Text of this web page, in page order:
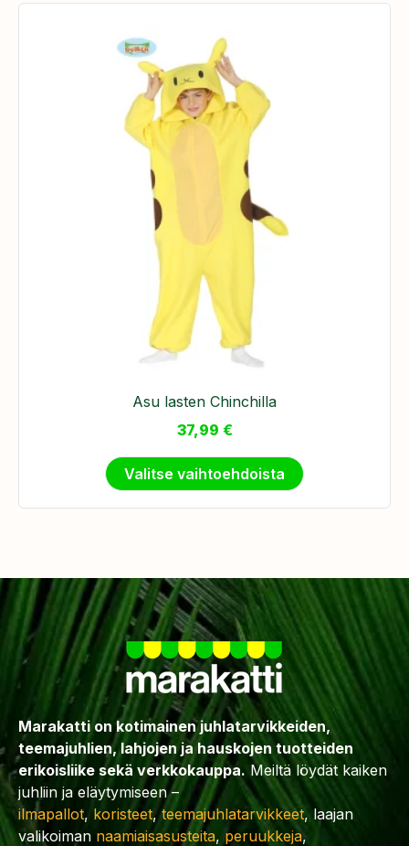
Asu lasten Chinchilla
37,99 €
Valitse vaihtoehdoista
Marakatti on kotimainen juhlatarvikkeiden,
teemajuhlien, lahjojen ja hauskojen tuotteiden
erikoisliike sekä verkkokauppa. Meiltä löydät kaiken
juhliin ja eläytymiseen –
ilmapallot, koristeet,teemajuhlatarvikkeet, laajan
valikoiman naamiaisasusteita, peruukkeja,